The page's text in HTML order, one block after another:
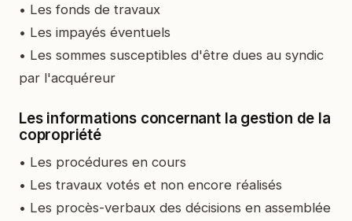
• Les fonds de travaux
• Les impayés éventuels
• Les sommes susceptibles d'être dues au syndic
par l'acquéreur
Les informations concernant la gestion de la
copropriété
• Les procédures en cours
• Les travaux votés et non encore réalisés
• Les procès-verbaux des décisions en assemblée